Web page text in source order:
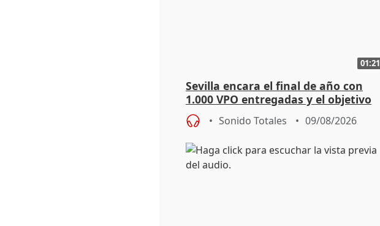
01:21
Sevilla encara el final de año con
1.000 VPO entregadas y el objetivo
de abaratar precios
Sonido Totales 09/08/2026